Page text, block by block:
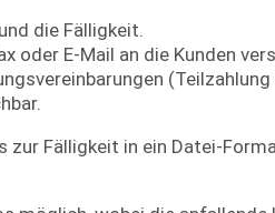
die Fälligkeit.
oder E-Mail an die Kunden
Fälligkeit in ein Datei-